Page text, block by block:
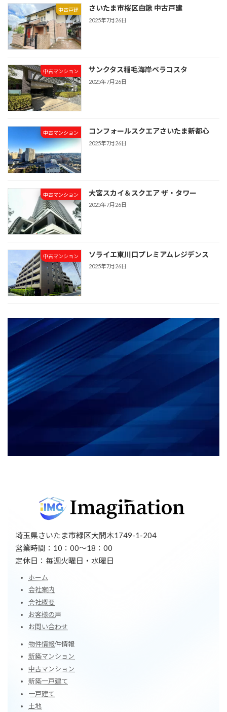
中古戸建 さいたま市桜区白鍬 中古戸建
2025年7月26日
中古マンション サンクタス稲毛海岸ベラコスタ
2025年7月26日
中古マンション コンフォールスクエアさいたま新都心
2025年7月26日
中古マンション 大宮スカイ＆スクエア ザ・タワー
2025年7月26日
中古マンション ソライエ東川口プレミアムレジデンス
2025年7月26日
埼玉県さいたま市緑区大間木1749-1-204
営業時間：10：00～18：00
定休日：毎週火曜日・水曜日
ホーム
会社案内
会社概要
お客様の声
お問い合わせ
物件情報件情報
新築マンション
中古マンション
新築一戸建て
一戸建て
土地